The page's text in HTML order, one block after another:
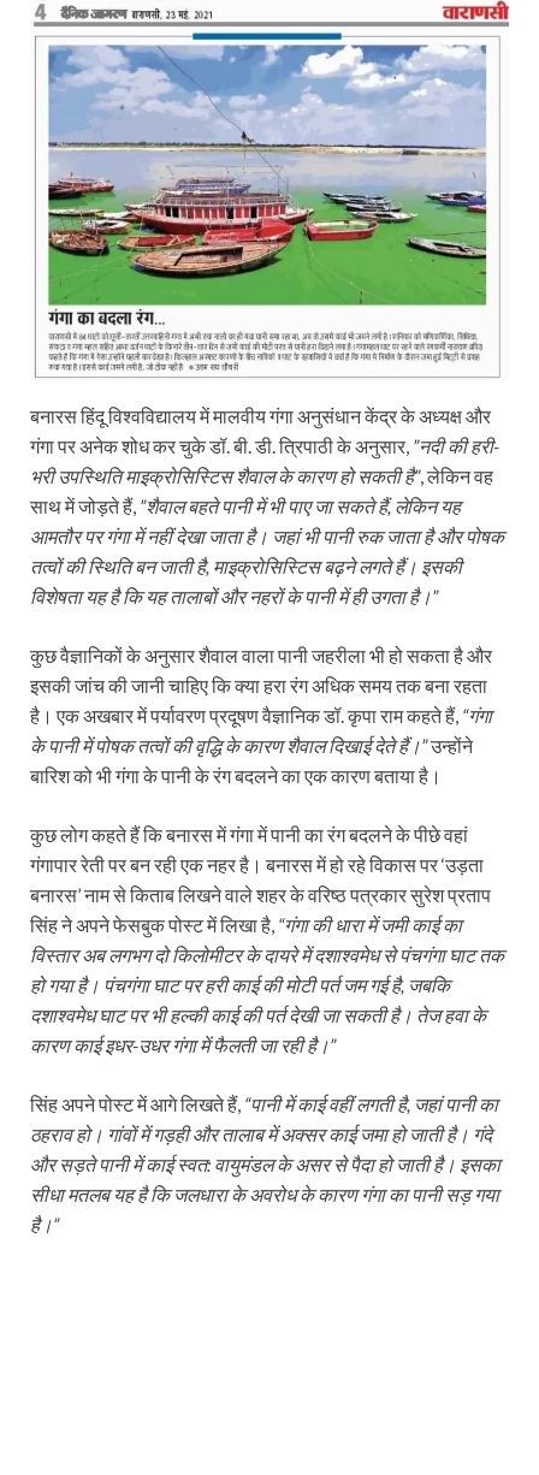
बनारस हिंदू विश्वविद्यालय में मालवीय गंगा अनुसंधान केंद्र के अध्यक्ष और
गंगा पर अनेक शोध कर चुके डॉ. बी. डी. त्रिपाठी के अनुसार, ”नदी की हरी-
भरी उपस्थिति माइक्रोसिस्टिस शैवाल के कारण हो सकती है”, लेकिन वह
साथ में जोड़ते हैं, ”शैवाल बहते पानी में भी पाए जा सकते हैं, लेकिन यह
आमतौर पर गंगा में नहीं देखा जाता है। जहां भी पानी रुक जाता है और पोषक
तत्वों की स्थिति बन जाती है, माइक्रोसिस्टिस बढ़ने लगते हैं। इसकी
विशेषता यह है कि यह तालाबों और नहरों के पानी में ही उगता है।”
कुछ वैज्ञानिकों के अनुसार शैवाल वाला पानी जहरीला भी हो सकता है और
इसकी जांच की जानी चाहिए कि क्या हरा रंग अधिक समय तक बना रहता
है। एक अखबार में पर्यावरण प्रदूषण वैज्ञानिक डॉ. कृपा राम कहते हैं, “गंगा
के पानी में पोषक तत्वों की वृद्धि के कारण शैवाल दिखाई देते हैं।”उन्होंने
बारिश को भी गंगा के पानी के रंग बदलने का एक कारण बताया है।
कुछ लोग कहते हैं कि बनारस में गंगा में पानी का रंग बदलने के पीछे वहां
गंगापार रेती पर बन रही एक नहर है। बनारस में हो रहे विकास पर ‘उड़ता
बनारस’ नाम से किताब लिखने वाले शहर के वरिष्ठ पत्रकार सुरेश प्रताप
सिंह ने अपने फेसबुक पोस्ट में लिखा है, “गंगा की धारा में जमी काई का
विस्तार अब लगभग दो किलोमीटर के दायरे में दशाश्वमेध से पंचगंगा घाट तक
हो गया है। पंचगंगा घाट पर हरी काई की मोटी पर्त जम गई है, जबकि
दशाश्वमेध घाट पर भी हल्की काई की पर्त देखी जा सकती है। तेज हवा के
कारण काई इधर-उधर गंगा में फैलती जा रही है।”
सिंह अपने पोस्ट में आगे लिखते हैं, “पानी में काई वहीं लगती है, जहां पानी का
ठहराव हो। गांवों में गड़ही और तालाब में अक्सर काई जमा हो जाती है। गंदे
और सड़ते पानी में काई स्वत: वायुमंडल के असर से पैदा हो जाती है। इसका
सीधा मतलब यह है कि जलधारा के अवरोध के कारण गंगा का पानी सड़ गया
है।”